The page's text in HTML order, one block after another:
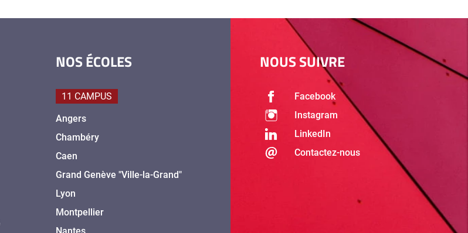
NOS ÉCOLES
11 CAMPUS
Angers
Chambéry
Caen
Grand Genève "Ville-la-Grand"
Lyon
Montpellier
NOUS SUIVRE
Facebook
Instagram
LinkedIn
Contactez-nous